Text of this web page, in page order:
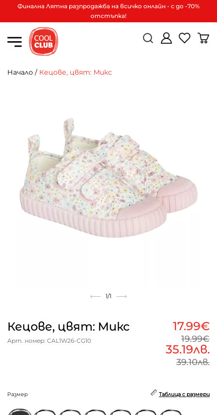
Финална Лятна разпродажба на всичко онлайн - с до -70%
отстъпка!
Начало / Кецове, цвят: Микс
1/1
Кецове, цвят: Микс
Арт. номер: CAL1W26-CG10
17.99€
19.99€
35.19лв.
39.10лв.
Размер Таблица с размери